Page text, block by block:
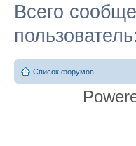
Всего
пользователь:
Список форумов